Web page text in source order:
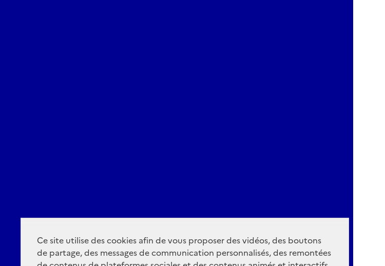
Ce site utilise des cookies afin de vous proposer des vidéos, des boutons
de partage, des messages de communication personnalisés, des remontées